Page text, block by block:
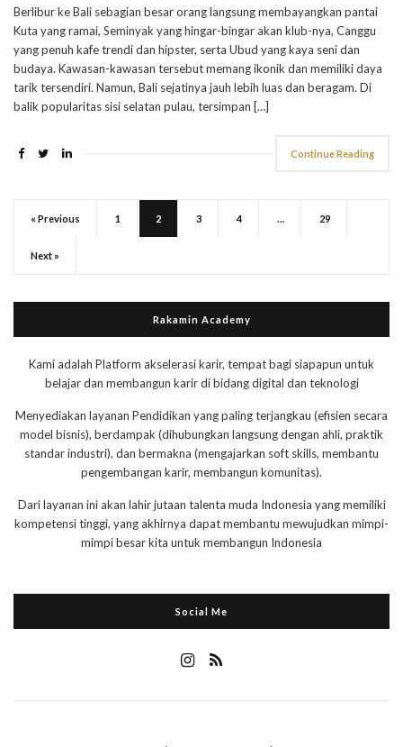
Berlibur ke Bali sebagian besar orang langsung membayangkan pantai
Kuta yang ramai, Seminyak yang hingar-bingar akan klub-nya, Canggu
yang penuh kafe trendi dan hipster, serta Ubud yang kaya seni dan
budaya. Kawasan-kawasan tersebut memang ikonik dan memiliki daya
tarik tersendiri. Namun, Bali sejatinya jauh lebih luas dan beragam. Di
balik popularitas sisi selatan pulau, tersimpan […]
Continue Reading
« Previous 1 2 3 4 … 29
Next »
Rakamin Academy
Kami adalah Platform akselerasi karir, tempat bagi siapapun untuk
belajar dan membangun karir di bidang digital dan teknologi
Menyediakan layanan Pendidikan yang paling terjangkau (efisien secara
model bisnis), berdampak (dihubungkan langsung dengan ahli, praktik
standar industri), dan bermakna (mengajarkan soft skills, membantu
pengembangan karir, membangun komunitas).
Dari layanan ini akan lahir jutaan talenta muda Indonesia yang memiliki
kompetensi tinggi, yang akhirnya dapat membantu mewujudkan mimpi-
mimpi besar kita untuk membangun Indonesia
Social Me